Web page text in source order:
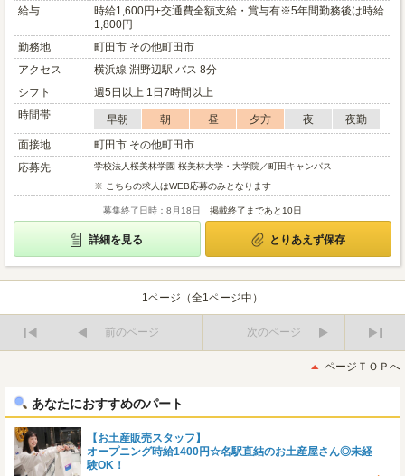
給与
時給1,600円+交通費全額支給・賞与有※5年間勤務後は時給
1,800円
勤務地
町田市 その他町田市
アクセス
横浜線 淵野辺駅 バス 8分
シフト
週5日以上 1日7時間以上
時間帯
早朝 朝 昼 夕方 夜
夜勤
面接地
町田市 その他町田市
応募先
学校法人桜美林学園 桜美林大学・大学院／町田キャンパス
※ こちらの求人はWEB応募のみとなります
募集終了日時：8月18日 掲載終了まであと10日
詳細を見る とりあえず保存
1ページ（全1ページ中）
前のページ
次のページ
後
ページＴＯＰへ
あなたにおすすめのパート
【お土産販売スタッフ】
オープニング時給1400円☆名駅直結のお土産屋さん◎未経
験OK！